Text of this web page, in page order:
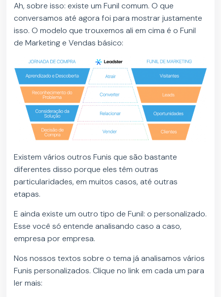
Ah, sobre isso: existe um Funil comum. O que
conversamos até agora foi para mostrar justamente
isso. O modelo que trouxemos ali em cima é o Funil
de Marketing e Vendas básico:
Existem vários outros Funis que são bastante
diferentes disso porque eles têm outras
particularidades, em muitos casos, até outras
etapas.
E ainda existe um outro tipo de Funil: o personalizado.
Esse você só entende analisando caso a caso,
empresa por empresa.
Nos nossos textos sobre o tema já analisamos vários
Funis personalizados. Clique no link em cada um para
ler mais: